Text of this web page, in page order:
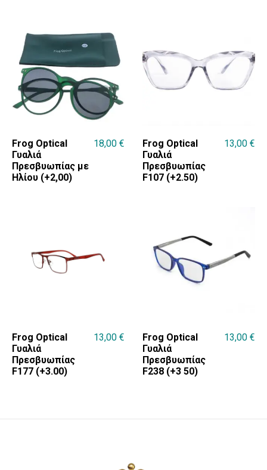
Frog Optical
Γυαλιά
Πρεσβυωπίας με
Ηλίου (+2,00)
18,00 €
Frog Optical
Γυαλιά
Πρεσβυωπίας
F107 (+2.50)
13,00 €
Frog Optical
Γυαλιά
Πρεσβυωπίας
F177 (+3.00)
13,00 €
Frog Optical
Γυαλιά
Πρεσβυωπίας
F238 (+3 50)
13,00 €